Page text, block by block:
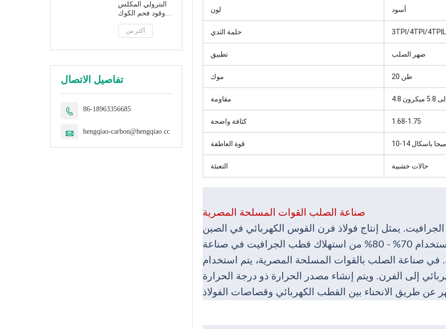
البترولي المكلس
وقود فحم الكوك
البترولي منخفض
السعر
أكثر من
تفاصيل الاتصال
 86-18963356685
 hengqiao-carbon@hengqiao.cc
لون أسود
حلمة الثدي 3TPI/4TPI/4TPIL
تطبيق صهر الصلب
موك 20 طن
مقاومة 5.8 ميكرون
كثافة واضحة 1.68-1.75
قوة العاطفة 10-14 ميجا باسكال
التعبئة حالات خشبية
صناعة الصلب القوات المسلحة المصرية
يمثل إنتاج فولاذ فرن القوس الكهربائي في الصين
حوالي 18% من الفولاذ الخام. يتم استخدام 70% - 80% من استهلاك قطب الجرافيت في صناعة
صناعة الصلب بالقوات المسلحة المصرية، يتم استخدام
إلى الفرن. ويتم إنشاء مصدر الحرارة ذو درجة الحرارة